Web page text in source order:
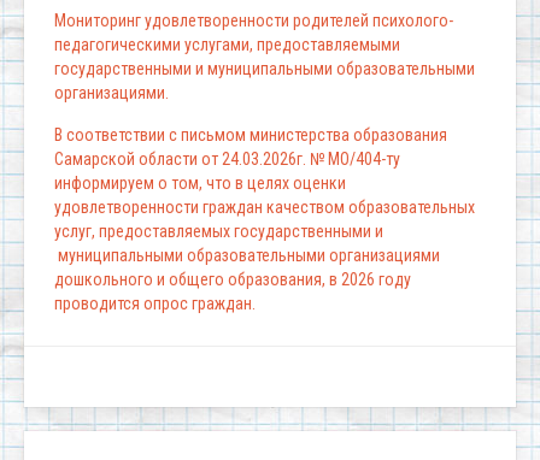
Мониторинг удовлетворенности родителей психолого-
педагогическими услугами, предоставляемыми
государственными и муниципальными образовательными
организациями.
В соответствии с письмом министерства образования
Самарской области от 24.03.2026г. № МО/404-ту
информируем о том, что в целях оценки
удовлетворенности граждан качеством образовательных
услуг, предоставляемых государственными и
муниципальными образовательными организациями
дошкольного и общего образования, в 2026 году
проводится опрос граждан.